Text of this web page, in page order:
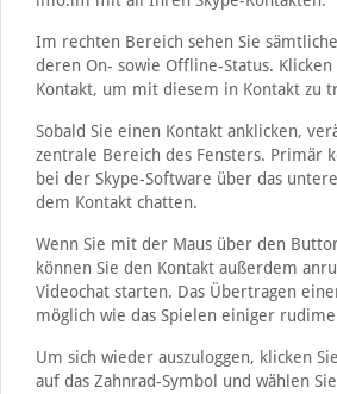
Im rechten Bereich sehen Sie
deren On- sowie Offline-Status. Klicken
Kontakt, um mit diesem in Kontakt zu
Sobald Sie einen Kontakt anklicken,
zentrale Bereich des Fensters. Primär
bei der Skype-Software über das
dem Kontakt chatten.
Wenn Sie mit der Maus über den
können Sie den Kontakt außerdem
Videochat starten. Das Übertragen
möglich wie das Spielen einiger
Um sich wieder auszuloggen, klicken
auf das Zahnrad-Symbol und wählen